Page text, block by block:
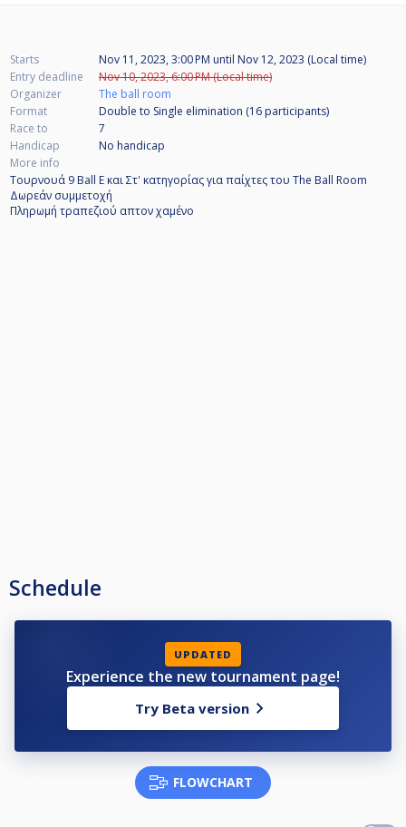
Starts Nov 11, 2023, 3:00 PM until Nov 12, 2023 (Local time)
Entry deadline
Nov 10, 2023, 6:00 PM (Local time)
Organizer
The ball room
Format
Double to Single elimination (16 participants)
Race to
7
Handicap
No handicap
More info
Τουρνουά 9 Ball Ε και Στ' κατηγορίας για παίχτες του The Ball Room
Δωρεάν συμμετοχή
Πληρωμή τραπεζιού απτον χαμένο
Schedule
UPDATED
Experience the new tournament page!
Try Beta version
FLOWCHART